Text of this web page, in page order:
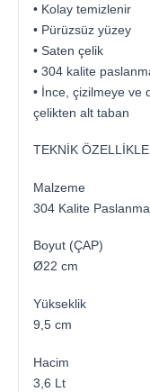
• Kolay temizlenir
• Pürüzsüz yüzey
• Saten çelik
• 304 kalite
• İnce, çizilmeye ve
çelikten alt taban
TEKNİK
Malzeme
304 Kalite
Boyut (ÇAP)
Ø22 cm
Yükseklik
9,5 cm
Hacim
3,6 Lt